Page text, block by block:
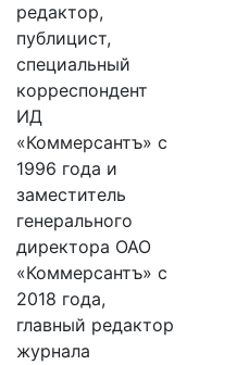
редактор,
публицист,
специальный
корреспондент
ИД
«Коммерсантъ» с
1996 года и
заместитель
генерального
директора ОАО
«Коммерсантъ» с
2018 года,
главный редактор
журнала